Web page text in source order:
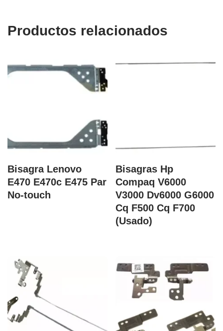
Productos relacionados
Bisagra Lenovo
E470 E470c E475 Par
No-touch
Bisagras Hp
Compaq V6000
V3000 Dv6000 G6000
Cq F500 Cq F700
(Usado)